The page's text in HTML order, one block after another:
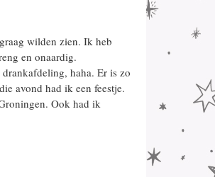
wilden zien. Ik heb
en onaardig.
haha. Er is zo
avond had ik een feestje.
Ook had ik